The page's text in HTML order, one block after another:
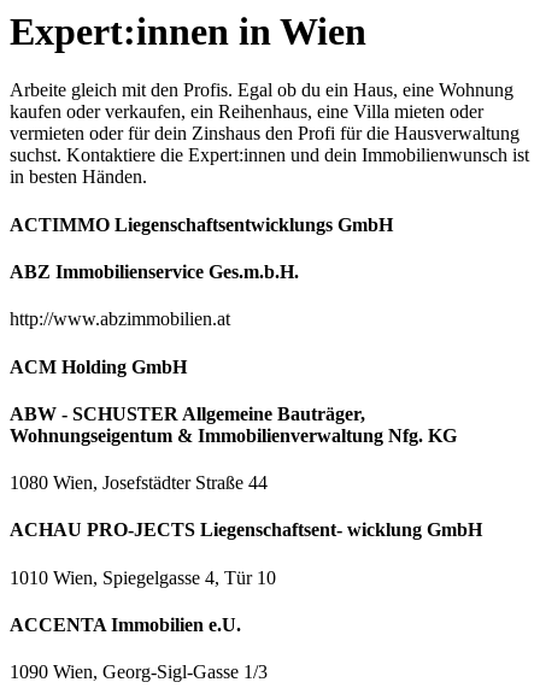
Expert:innen in Wien
Arbeite gleich mit den Profis. Egal ob du ein Haus, eine Wohnung
kaufen oder verkaufen, ein Reihenhaus, eine Villa mieten oder
vermieten oder für dein Zinshaus den Profi für die Hausverwaltung
suchst. Kontaktiere die Expert:innen und dein Immobilienwunsch ist
in besten Händen.
ACTIMMO Liegenschaftsentwicklungs GmbH
ABZ Immobilienservice Ges.m.b.H.
http://www.abzimmobilien.at
ACM Holding GmbH
ABW - SCHUSTER Allgemeine Bauträger,
Wohnungseigentum & Immobilienverwaltung Nfg. KG
1080 Wien, Josefstädter Straße 44
ACHAU PRO-JECTS Liegenschaftsent- wicklung GmbH
1010 Wien, Spiegelgasse 4, Tür 10
ACCENTA Immobilien e.U.
1090 Wien, Georg-Sigl-Gasse 1/3